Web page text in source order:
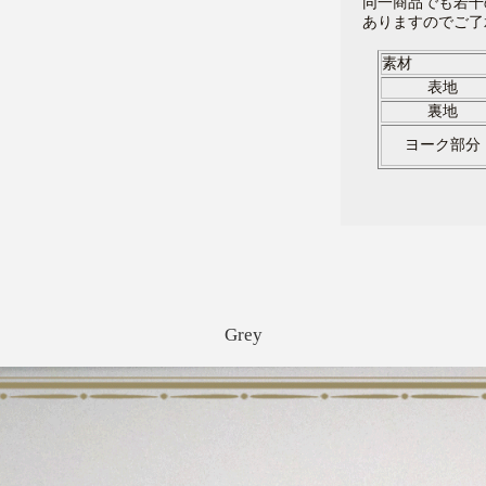
ありますのでご
素
表地
裏地
ヨーク部分
Grey